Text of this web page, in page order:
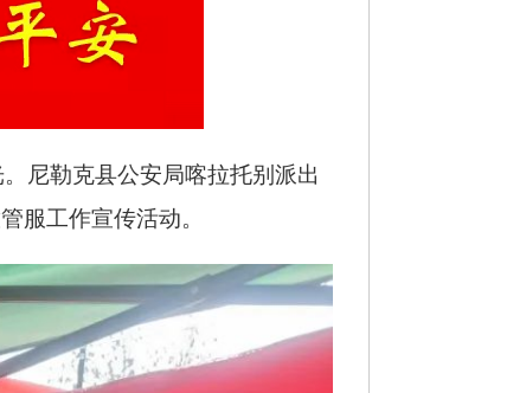
尼勒克县公安局喀拉托别派出
服工作宣传活动。